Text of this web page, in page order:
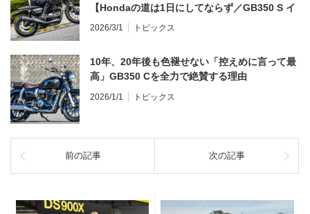
【Hondaの道は1日にしてならず／GB350 S イ
ンプレ・レビュー 前編】
2026/3/1 トピックス
10年、20年後も色褪せない「控えめに言って最
高」GB350 Cを全力で絶賛する理由
2026/1/1 トピックス
前の記事 次の記事